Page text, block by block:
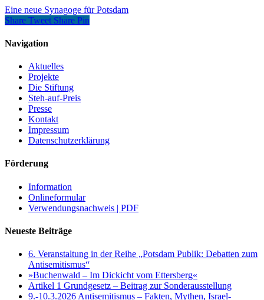
Eine neue Synagoge für Potsdam
Share Tweet Share Pin
Navigation
Aktuelles
Projekte
Die Stiftung
Steh-auf-Preis
Presse
Kontakt
Impressum
Datenschutzerklärung
Förderung
Information
Onlineformular
Verwendungsnachweis | PDF
Neueste Beiträge
6. Veranstaltung in der Reihe „Potsdam Publik: Debatten zum
Antisemitismus“
»Buchenwald – Im Dickicht vom Ettersberg«
Artikel 1 Grundgesetz – Beitrag zur Sonderausstellung
9.-10.3.2026 Antisemitismus – Fakten, Mythen, Israel-